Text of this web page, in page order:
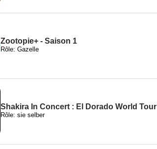
Zootopie+ - Saison 1
Rôle: Gazelle
Shakira In Concert : El Dorado World Tour
Rôle: sie selber